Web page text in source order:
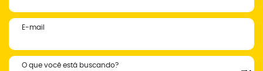
E-mail
O que você está buscando?